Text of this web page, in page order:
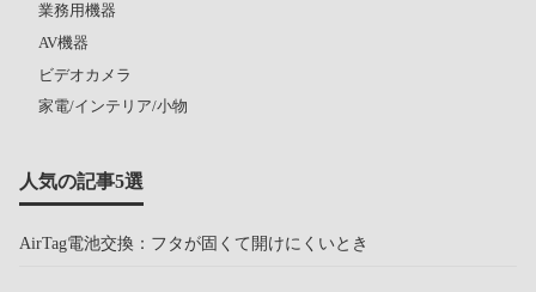
業務用機器
AV機器
ビデオカメラ
家電/インテリア/小物
人気の記事5選
AirTag電池交換：フタが固くて開けにくいとき